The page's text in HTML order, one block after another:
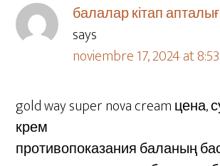
балалар кітап
says
noviembre 17, 2024 at
gold way super nova cream цена,
крем
противопоказания баланың